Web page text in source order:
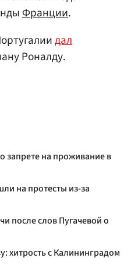
Франции.
дал
Роналду.
запрете на проживание в
на протесты из-за
после слов Пугачевой о
хитрость с Калининградом